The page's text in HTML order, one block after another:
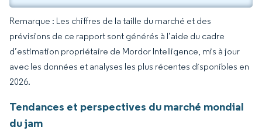
Remarque : Les chiffres de la taille du marché et des
prévisions de ce rapport sont générés à l’aide du cadre
d’estimation propriétaire de Mordor Intelligence, mis à jour
avec les données et analyses les plus récentes disponibles en
2026.
Tendances et perspectives du marché mondial
du jam